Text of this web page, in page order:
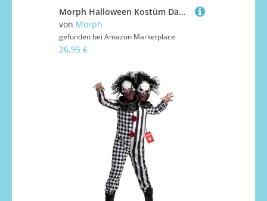
Morph Halloween Kostüm Damen, Skelett Body Damen, Halloween Jumpsuit Damen, Halloween Bodysuit Damen, Jumpsuit Skelett Damen, Skelett Anzug Damen, Skelett Kostüm Damen - XL
von Morph
gefunden bei Amazon Marketplace
26,95 €